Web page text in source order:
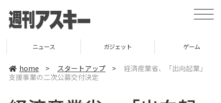
t
o
ニュース ガジェット ゲーム
home > スタートアップ >
経済産業省、「出向起業」
支援事業の二次公募交付決定